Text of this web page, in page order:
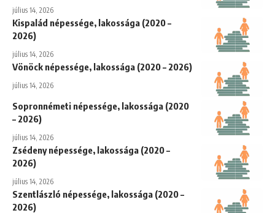
július 14, 2026
Kispalád népessége, lakossága (2020 –
2026)
július 14, 2026
Vönöck népessége, lakossága (2020 – 2026)
július 14, 2026
Sopronnémeti népessége, lakossága (2020
– 2026)
július 14, 2026
Zsédeny népessége, lakossága (2020 –
2026)
július 14, 2026
Szentlászló népessége, lakossága (2020 –
2026)